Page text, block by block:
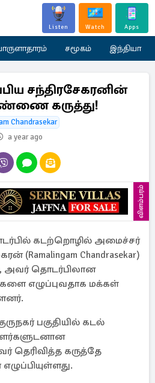
Listen Watch Apps
சமூகம் இந்தியா
சந்திரசேகரனின்
கருத்து!
Chandrasekar
a year ago
விளம்பரம்
கடற்றொழில் அமைச்சர்
(Ramalingam Chandrasekar)
அவர் தொடர்பிலான
எழுப்புவதாக மக்கள்
பகுதியில் கடல்
தெரிவித்த கருத்தே